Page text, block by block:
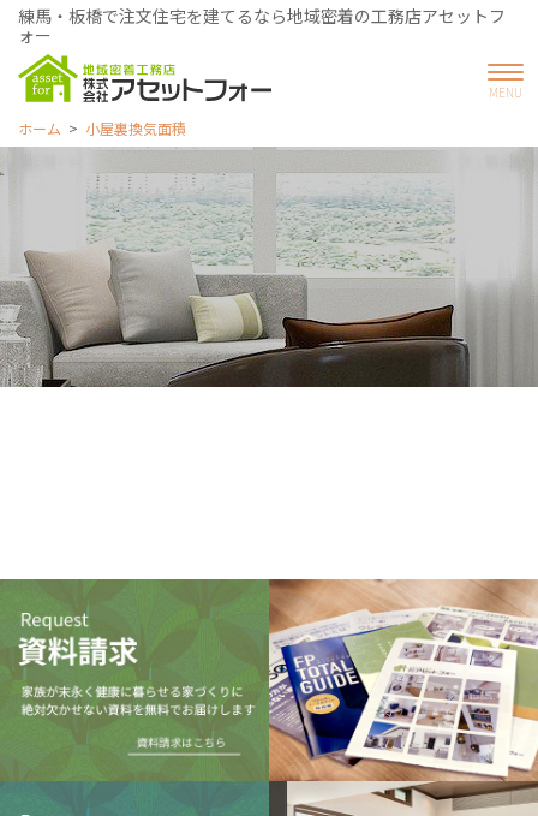
練馬・板橋で注文住宅を建てるなら地域密着の工務店アセットフ
ォー
ホーム 小屋裏換気面積